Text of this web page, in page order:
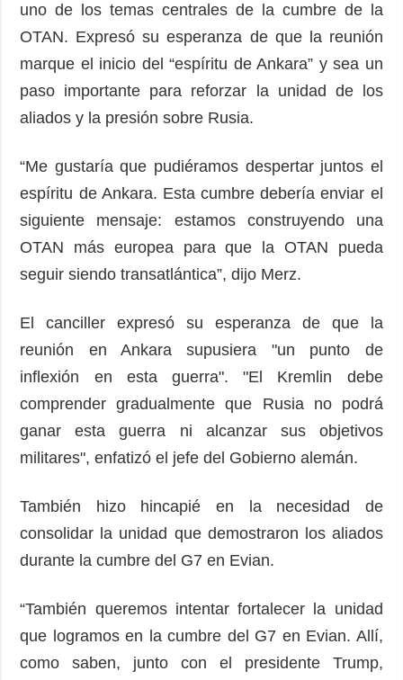
uno de los temas centrales de la cumbre de la
OTAN. Expresó su esperanza de que la reunión
marque el inicio del “espíritu de Ankara” y sea un
paso importante para reforzar la unidad de los
aliados y la presión sobre Rusia.
“Me gustaría que pudiéramos despertar juntos el
espíritu de Ankara. Esta cumbre debería enviar el
siguiente mensaje: estamos construyendo una
OTAN más europea para que la OTAN pueda
seguir siendo transatlántica”, dijo Merz.
El canciller expresó su esperanza de que la
reunión en Ankara supusiera "un punto de
inflexión en esta guerra". "El Kremlin debe
comprender gradualmente que Rusia no podrá
ganar esta guerra ni alcanzar sus objetivos
militares", enfatizó el jefe del Gobierno alemán.
También hizo hincapié en la necesidad de
consolidar la unidad que demostraron los aliados
durante la cumbre del G7 en Evian.
“También queremos intentar fortalecer la unidad
que logramos en la cumbre del G7 en Evian. Allí,
como saben, junto con el presidente Trump,